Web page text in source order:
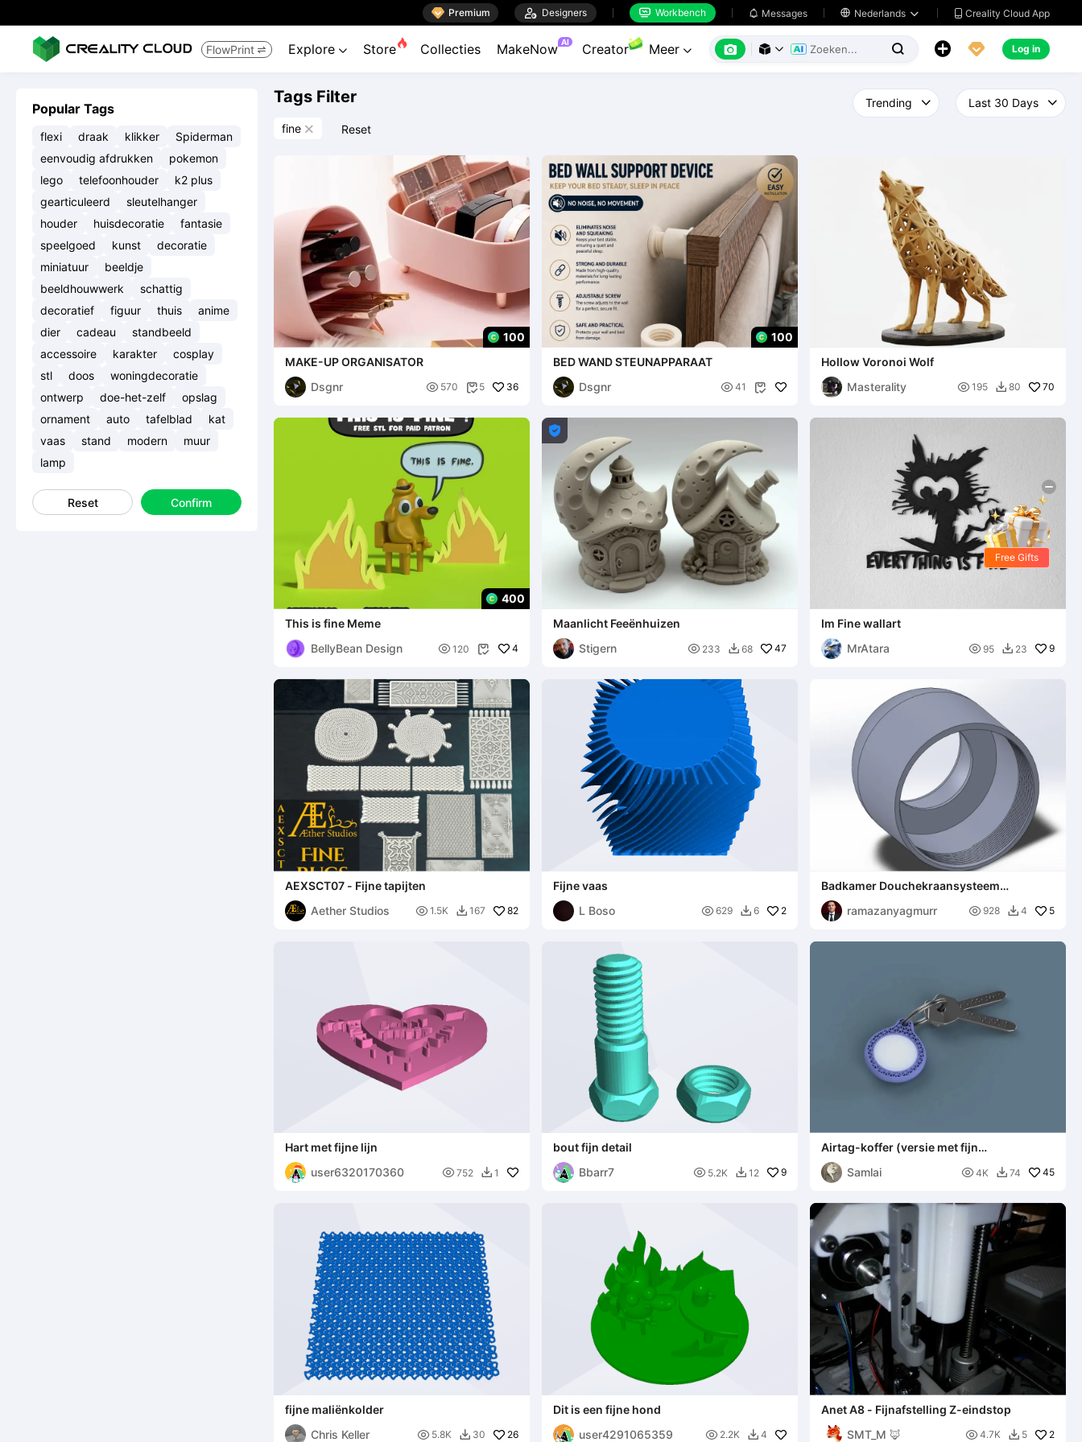
 Premium  Designers  Workbench  Messages  Nederlands   Creality Cloud App
FlowPrint  Explore  Store Collecties MakeNow AI Creator Meer        Log in
Popular Tags
flexi draak klikker
Spiderman
eenvoudig afdrukken
pokemon
lego
telefoonhouder
k2 plus
gearticuleerd
sleutelhanger
houder
huisdecoratie
fantasie
speelgoed
kunst
decoratie
miniatuur
beeldje
beeldhouwwerk
schattig
decoratief
figuur thuis
anime
dier
cadeau
standbeeld
accessoire
karakter
cosplay
stl
doos
woningdecoratie
ontwerp
doe-het-zelf
opslag
ornament
auto tafelblad
kat
vaas
stand modern
muur
lamp
Reset Confirm
Tags Filter
fine  Reset
100
MAKE-UP ORGANISATOR
Dsgnr
 570  5 36
100
BED WAND STEUNAPPARAAT
Dsgnr
 41 
Hollow Voronoi Wolf
Masterality
 195  80 70
400
This is fine Meme
BellyBean Design
 120  4

Maanlicht Feeënhuizen
Stigern
 233  68 47
Im Fine wallart
MrAtara
 95  23 9
AEXSCT07 - Fijne tapijten
Aether Studios
 1.5K  167 82
Fijne vaas
L Boso
 629  6 2
Badkamer Douchekraansysteem
Patroonhuls Fijn Tandwiel
ramazanyagmurr
 928  4 5
Hart met fijne lijn
user6320170360
 752  1
bout fijn detail
Bbarr7
 5.2K  12 9
Airtag-koffer (versie met fijn
driehoeksraster)
Samlai
 4K  74 45
fijne maliënkolder
Chris Keller
 5.8K  30 26
Dit is een fijne hond
user4291065359
 2.2K  4
Anet A8 - Fijnafstelling Z-eindstop
SMT_M 🦊
 4.7K  5 2
Free Gifts